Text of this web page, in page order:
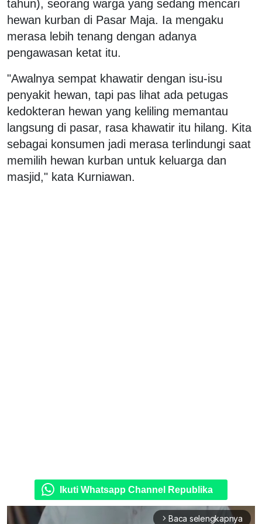
tahun), seorang warga yang sedang mencari
hewan kurban di Pasar Maja. Ia mengaku
merasa lebih tenang dengan adanya
pengawasan ketat itu.
"Awalnya sempat khawatir dengan isu-isu
penyakit hewan, tapi pas lihat ada petugas
kedokteran hewan yang keliling memantau
langsung di pasar, rasa khawatir itu hilang. Kita
sebagai konsumen jadi merasa terlindungi saat
memilih hewan kurban untuk keluarga dan
masjid," kata Kurniawan.
Ikuti Whatsapp Channel Republika
arrow_forward_ios Baca selengkapnya